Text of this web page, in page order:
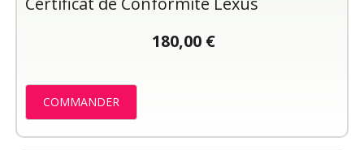
180,00 €
COMMANDER